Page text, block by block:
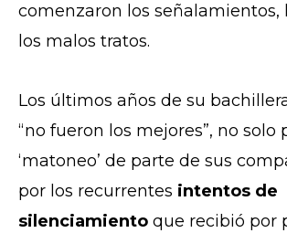
comenzaron los señalamientos,
los malos tratos.
Los últimos años de su
“no fueron los mejores”, no solo
‘matoneo’ de parte de sus
por los recurrentes intentos de
silenciamiento que recibió por